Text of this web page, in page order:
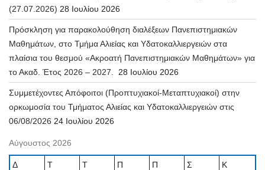
(27.07.2026) 28 Ιουλίου 2026
Πρόσκληση για παρακολούθηση διαλέξεων Πανεπιστημιακών
Μαθημάτων, στο Τμήμα Αλιείας και Υδατοκαλλιεργειών στα
πλαίσια του θεσμού «Ακροατή Πανεπιστημιακών Μαθημάτων» για
το Ακαδ. Έτος 2026 – 2027.
28 Ιουλίου 2026
Συμμετέχοντες Απόφοιτοι (Προπτυχιακοί-Μεταπτυχιακοί) στην
ορκωμοσία του Τμήματος Αλιείας και Υδατοκαλλιεργειών στις
06/08/2026 24 Ιουλίου 2026
Αύγουστος 2026
Δ Τ Τ Π Π Σ
Κ